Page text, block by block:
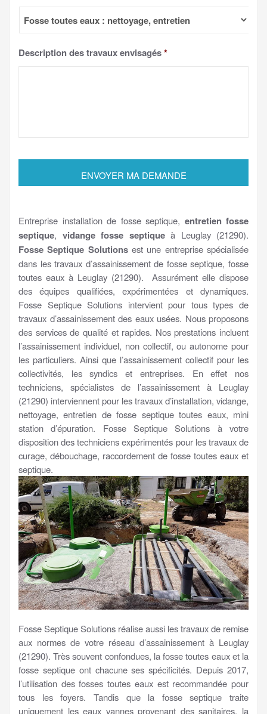
Description des travaux envisagés*
Entreprise installation de fosse septique, entretien fosse
septique, vidange fosse septiqueà Leuglay (21290).
Fosse Septique Solutionsest une entreprise spécialisée
dans les travaux d’assainissement de fosse septique, fosse
toutes eaux à Leuglay (21290). Assurément elle dispose
des équipes qualifiées, expérimentées et dynamiques.
Fosse Septique Solutions intervient pour tous types de
travaux d’assainissement des eaux usées. Nous proposons
des services de qualité et rapides. Nos prestations incluent
l’assainissement individuel, non collectif, ou autonome pour
les particuliers. Ainsi que l’assainissement collectif pour les
collectivités, les syndics et entreprises. En effet nos
techniciens, spécialistes de l’assainissement à Leuglay
(21290) interviennent pour les travaux d’installation, vidange,
nettoyage, entretien de fosse septique toutes eaux, mini
station d’épuration. Fosse Septique Solutions à votre
disposition des techniciens expérimentés pour les travaux de
curage, débouchage, raccordement de fosse toutes eaux et
septique.
Fosse Septique Solutions réalise aussi les travaux de remise
aux normes de votre réseau d’assainissement à Leuglay
(21290). Très souvent confondues, la fosse toutes eaux et la
fosse septique ont chacune ses spécificités. Depuis 2017,
l’utilisation des fosses toutes eaux est recommandée pour
tous les foyers. Tandis que la fosse septique traite
uniquement les eaux vannes provenant des sanitaires, la